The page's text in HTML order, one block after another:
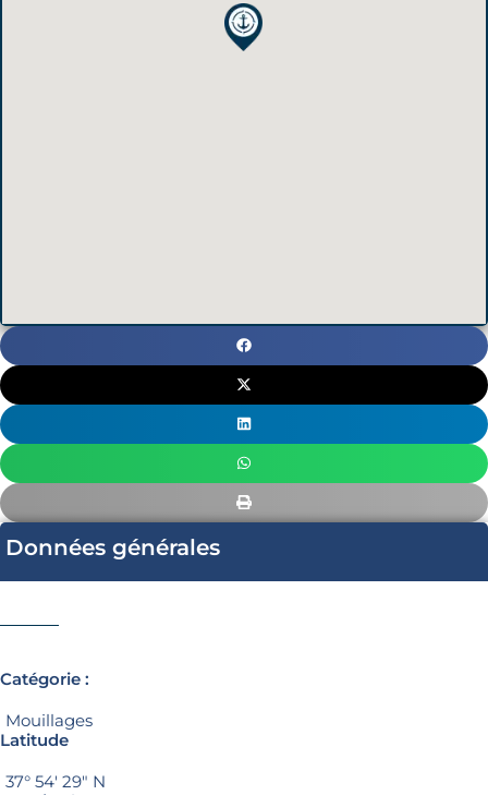
Données générales
Catégorie :
Mouillages
Latitude
37° 54′ 29″ N